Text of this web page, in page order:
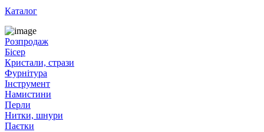
Каталог
Розпродаж
Бісер
Кристали, стрази
Фурнітура
Інструмент
Намистини
Перли
Нитки, шнури
Паєтки